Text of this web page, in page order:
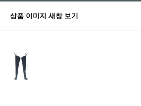
상품 이미지 새창 보기